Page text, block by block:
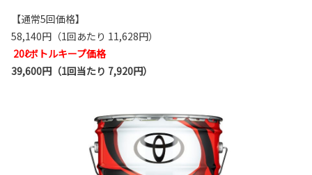
【通常5回価格】
58,140円（1回あたり 11,628円）
20ℓボトルキープ価格
39,600円（1回当たり 7,920円）